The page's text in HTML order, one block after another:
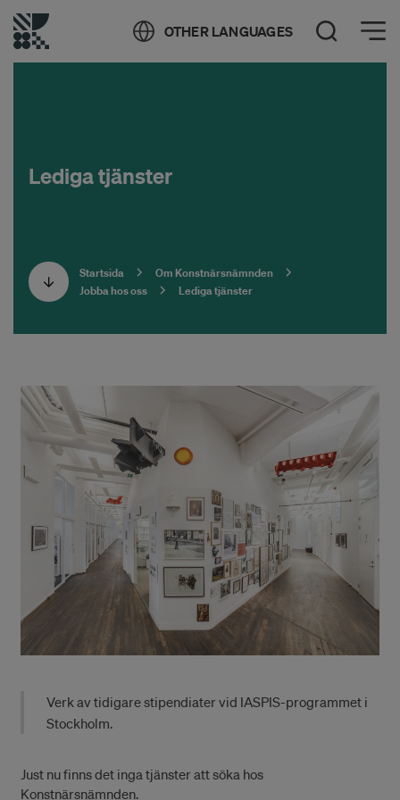
OTHER LANGUAGES Öppna sök
Öppna meny
Lediga tjänster
Startsida
Om Konstnärsnämnden
Jobba hos oss
Lediga tjänster
Verk av tidigare stipendiater vid IASPIS-programmet i
Stockholm.
Just nu finns det inga tjänster att söka hos
Konstnärsnämnden.